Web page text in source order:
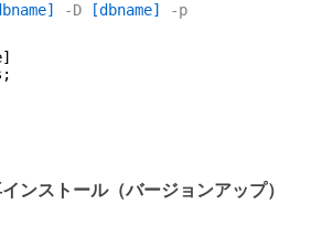
-D [dbname] -p
ンストール（バージョンアップ）